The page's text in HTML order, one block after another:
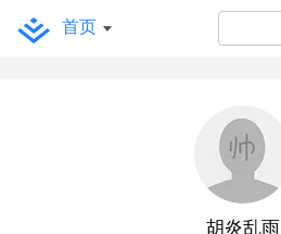
首页
胡炎乱雨